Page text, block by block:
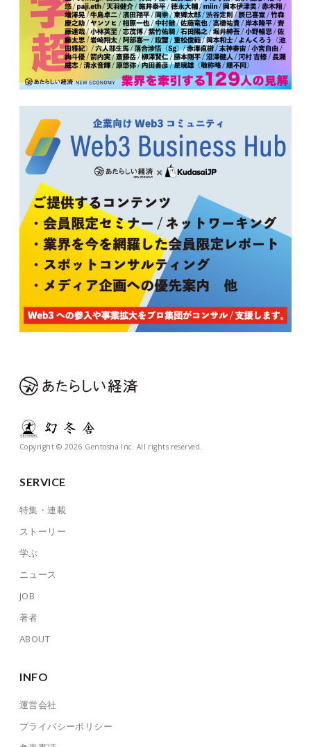
Copyright © 2026 Gentosha Inc. All rights reserved.
SERVICE
特集・連載
ストーリー
学ぶ
ニュース
JOB
著者
ABOUT
INFO
運営会社
プライバシーポリシー